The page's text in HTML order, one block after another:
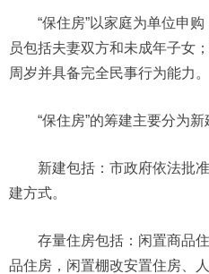
“保住房”以家庭为单位申
员包括夫妻双方和未成年子女
周岁并具备完全民事行为能力。
“保住房”的筹建主要分为新
新建包括：市政府依法批
建方式。
存量住房包括：闲置商品
品住房，闲置棚改安置住房、